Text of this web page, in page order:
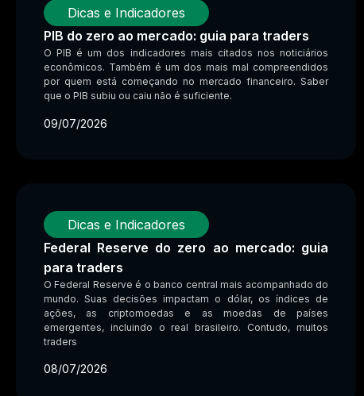
Dicas e Indicadores
PIB do zero ao mercado: guia para traders
O PIB é um dos indicadores mais citados nos noticiários
econômicos. Também é um dos mais mal compreendidos
por quem está começando no mercado financeiro. Saber
que o PIB subiu ou caiu não é suficiente.
09/07/2026
Dicas e Indicadores
Federal Reserve do zero ao mercado: guia
para traders
O Federal Reserve é o banco central mais acompanhado do
mundo. Suas decisões impactam o dólar, os índices de
ações, as criptomoedas e as moedas de países
emergentes, incluindo o real brasileiro. Contudo, muitos
traders
08/07/2026